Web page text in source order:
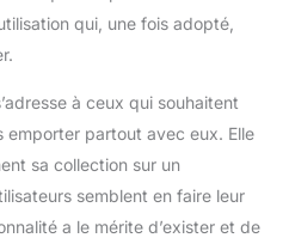
qui, une fois adopté,
à ceux qui souhaitent
emporter partout avec eux. Elle
sa collection sur un
semblent en faire leur
a le mérite d’exister et de